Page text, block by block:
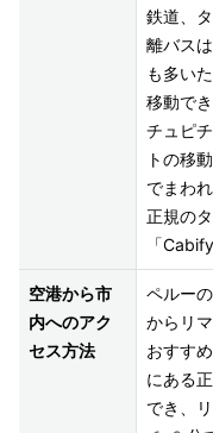
鉄道、
離バス
も多い
移動で
チュピ
トの移
でまわ
正規の
空港から市
内へのアク
セス方法
ペルー
からリ
おすす
にある
でき、